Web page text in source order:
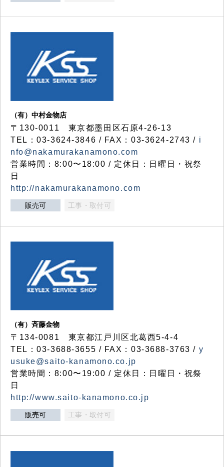
（有）中村金物店
〒130-0011 東京都墨田区石原4-26-13
TEL：03-3624-3846 / FAX：03-3624-2743 / i
nfo@nakamurakanamono.com
営業時間：8:00〜18:00 / 定休日：日曜日・祝祭
日
http://nakamurakanamono.com
販売可 工事・取付可
（有）斉藤金物
〒134-0081 東京都江戸川区北葛西5-4-4
TEL：03-3688-3655 / FAX：03-3688-3763 / y
usuke@saito-kanamono.co.jp
営業時間：8:00〜19:00 / 定休日：日曜日・祝祭
日
http://www.saito-kanamono.co.jp
販売可 工事・取付可